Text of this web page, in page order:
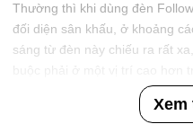
Thường thì khi dùng đèn
đối diện sân khấu, ở khoảng
sáng từ đèn này chiếu ra rất
chiếu qua không bị cản trở bởi
Xem